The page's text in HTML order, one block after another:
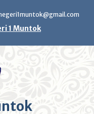
1 Muntok